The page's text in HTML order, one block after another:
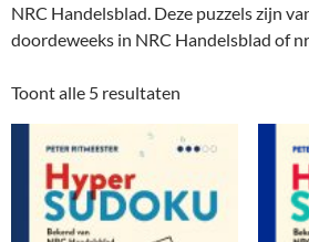
NRC Handelsblad. Deze puzzels zijn
doordeweeks in NRC Handelsblad of
Toont alle 5 resultaten